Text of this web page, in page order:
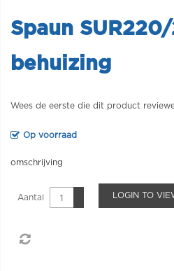
Spaun
behuizing
Wees de eerste die dit product
Op voorraad
omschrijving
Aantal LOGIN TO